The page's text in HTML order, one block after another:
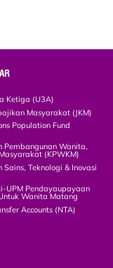
Ketiga (U3A)
Masyarakat (JKM)
Population Fund
Pembangunan Wanita,
(KPWKM)
Sains, Teknologi & Inovasi
UPM Pendayaupayaan
Wanita Matang
Accounts (NTA)